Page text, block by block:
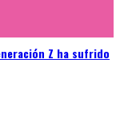
Z ha sufrido